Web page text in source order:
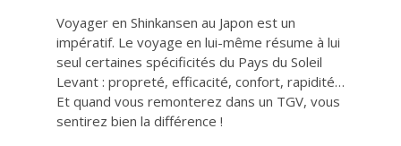
Voyager en Shinkansen au Japon est un
impératif. Le voyage en lui-même résume à lui
seul certaines spécificités du Pays du Soleil
Levant : propreté, efficacité, confort, rapidité…
Et quand vous remonterez dans un TGV, vous
sentirez bien la différence !